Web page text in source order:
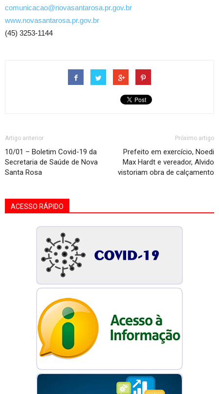
comunicacao@novasantarosa.pr.gov.br
www.novasantarosa.pr.gov.br
(45) 3253-1144
Artigo anterior
10/01 – Boletim Covid-19 da
Secretaria de Saúde de Nova
Santa Rosa
Próximo artigo
Prefeito em exercício, Noedi
Max Hardt e vereador, Alvido
vistoriam obra de calçamento
ACESSO RÁPIDO